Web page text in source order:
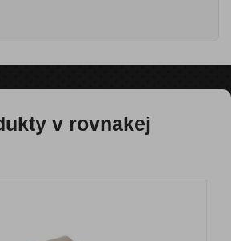
v rovnakej